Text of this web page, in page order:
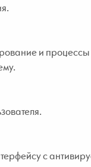
и процессы
с